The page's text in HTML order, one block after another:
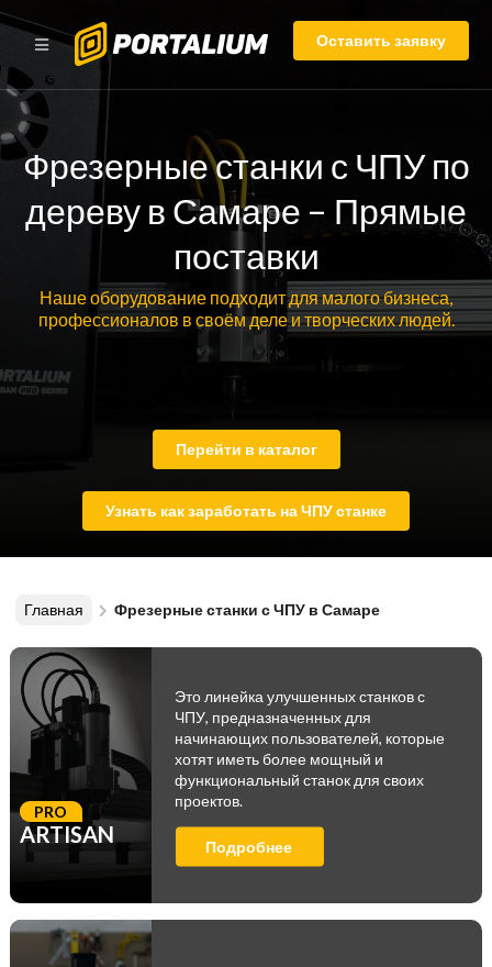
Оставить заявку
Фрезерные станки с ЧПУ по
дереву в Самаре – Прямые
поставки
Наше оборудование подходит для малого бизнеса,
профессионалов в своём деле и творческих людей.
Перейти в каталог
Узнать как заработать на ЧПУ станке
Главная Фрезерные станки с ЧПУ в Самаре
ARTISAN
PRO
Это линейка улучшенных станков с
ЧПУ, предназначенных для
начинающих пользователей, которые
хотят иметь более мощный и
функциональный станок для своих
проектов.
Подробнее